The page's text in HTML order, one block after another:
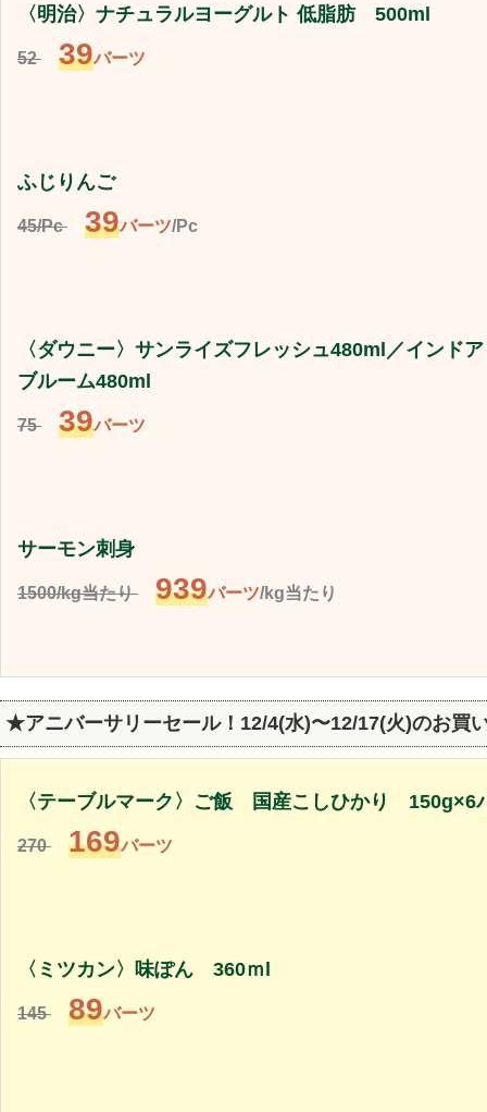
〈明治〉ナチュラルヨーグルト 低脂肪 500ml
52 39バーツ
ふじりんご
45/Pc 39バーツ/Pc
〈ダウニー〉サンライズフレッシュ480ml／インド
ブルーム480ml
75 39バーツ
サーモン刺身
1500/kg当たり 939バーツ/kg当たり
★アニバーサリーセール！12/4(水)〜12/17(火)のお買
〈テーブルマーク〉ご飯 国産こしひかり 150g×6
270 169バーツ
〈ミツカン〉味ぽん 360ｍl
145 89バーツ